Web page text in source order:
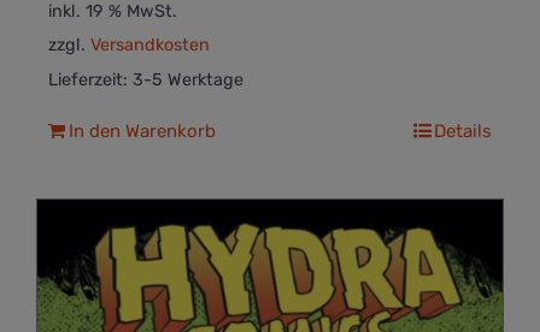
inkl. 19 % MwSt.
zzgl. Versandkosten
Lieferzeit: 3-5 Werktage
In den Warenkorb Details